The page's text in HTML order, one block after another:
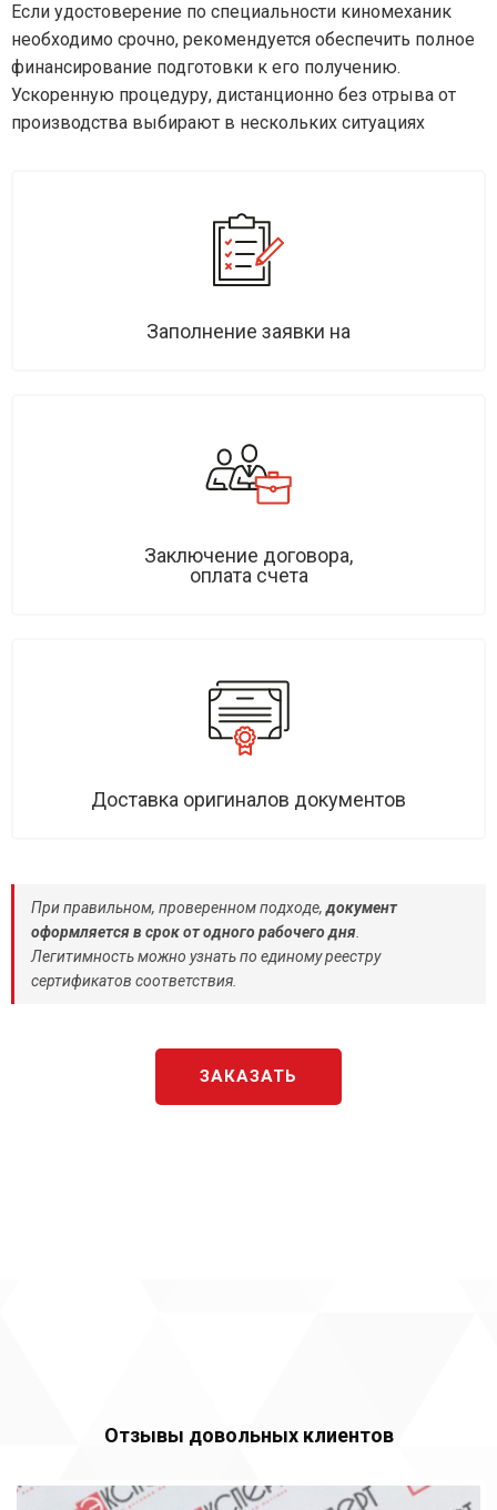
Если удостоверение по специальности киномеханик
необходимо срочно, рекомендуется обеспечить полное
финансирование подготовки к его получению.
Ускоренную процедуру, дистанционно без отрыва от
производства выбирают в нескольких ситуациях
Заполнение заявки на
Заключение договора,
оплата счета
Доставка оригиналов документов
При правильном, проверенном подходе,документ
оформляется в срок от одного рабочего дня
Легитимность можно узнать по единому реестру
сертификатов соответствия.
ЗАКАЗАТЬ
Отзывы довольных клиентов